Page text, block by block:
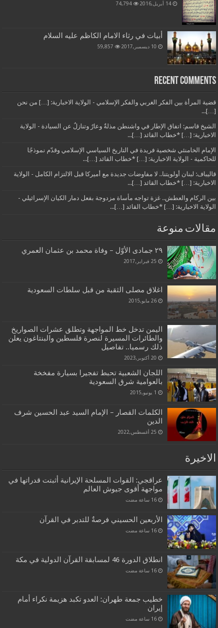
14 أبريل,2016 74,794
أبيات في رثاء الامام الكاظم عليه السلام
10 ديسمبر,2017 59,857
Recent Comments
قضية المرأة بين الفكر الغربي والفكر الإسلامي - الولاية الاخبارية: […] من نحن
[…]...
الشيخ قاسم: اتفاق الإطار في واشنطن مذلةٌ وعارٌ وتنازلٌ عن السيادة - الولاية
الاخبارية: […] *خطاب القائد […]...
الإمام الخامنئي شخصية فريدة في التاريخ السياسي الإسلامي وقدّم نموذجًا
للحاكمية - الولاية الاخبارية: […] *خطاب القائد […]...
قاليباف: لبنان أولويتنا.. لا مفاوضات جديدة مع أميركا قبل الالتزام الكامل - الولاية
الاخبارية: […] *خطاب القائد […]...
بين الركام والعطش.. غزة تواجه مأساة مزدوجة بفعل دمار الكيان الإسرائيلي -
الولاية الاخبارية: […] *خطاب القائد […]...
مقالات منوعة
٢٩ جمادى الأوّل – وفاة محمد بن عثمان العمري
25 فبراير,2017
اغلاق مصلى الثقبة من قبل سلطات السعودية
26 مايو,2015
اليمن تدخل خط المواجهة وتطلق عشرات الصواريخ
والطائرات المسيرة لنصرة فلسطين والبنتاغون يعلن
ذلك رسميا.. تفاصيل
20 أكتوبر,2023
اللجان الشعبية تحبط تفجيرا بسيارة مفخخة
بالعوامية شرق السعودية
1 يونيو,2015
الكلمات القصار – الإمام السيد عبد الحسين شرف
الدين
25 أغسطس,2022
الاخيرة
عراقجي: القوات المسلحة الإيرانية أثبتت قدراتها في
مواجهة أقوى جيوش العالم
‏16 ساعة مضت
الأربعين الحسيني فرصةٌ للتدبر في القرآن
‏16 ساعة مضت
انطلاق الدورة 46 لمسابقة القرآن الدولية في مكة
‏16 ساعة مضت
خطيب جمعة طهران: العدو تكبد هزيمة نكراء أمام
إيران
‏16 ساعة مضت